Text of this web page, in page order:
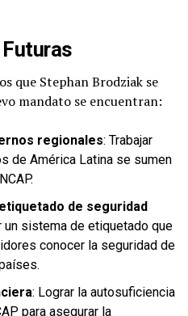
que Stephan Brodziak se
mandato se encuentran:
regionales: Trabajar
de América Latina se sumen
de seguridad
un sistema de etiquetado que
conocer la seguridad de
: Lograr la autosuficiencia
para asegurar la